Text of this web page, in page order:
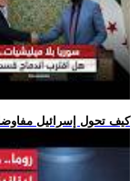
.. كيف تحول إسرائيل